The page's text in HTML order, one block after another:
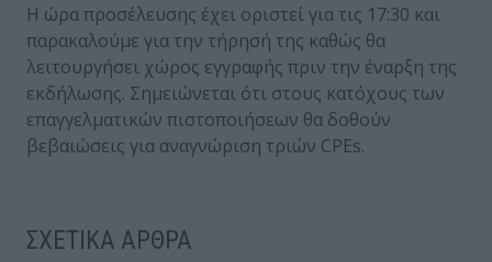
Η ώρα προσέλευσης έχει οριστεί για τις 17:30 και
παρακαλούμε για την τήρησή της καθώς θα
λειτουργήσει χώρος εγγραφής πριν την έναρξη της
εκδήλωσης. Σημειώνεται ότι στους κατόχους των
επαγγελματικών πιστοποιήσεων θα δοθούν
βεβαιώσεις για αναγνώριση τριών CPEs.
ΣΧΕΤΙΚΑ ΑΡΘΡΑ